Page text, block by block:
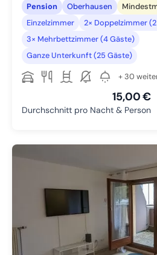
Pension Oberhausen
Einzelzimmer
2× Doppelzimmer
3× Mehrbettzimmer (4 Gäste)
Ganze Unterkunft (25 Gäste)
+ 30
15,00 €
Durchschnitt pro Nacht & Person